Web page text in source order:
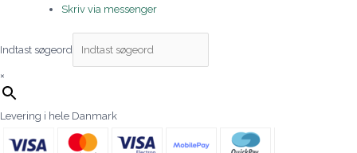
Skriv via messenger
Indtast søgeord
×
Levering i hele Danmark